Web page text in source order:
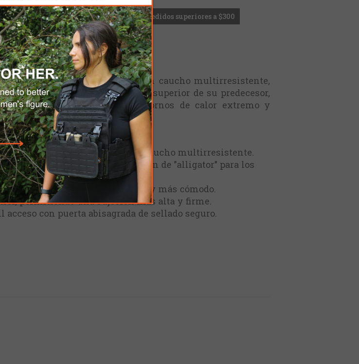
ENVÍO DOMÉSTICO GRATUITOen pedidos superiores a $300
y mejorada que cuenta con caucho multirresistente,
se ha incorporado el contorno superior de su predecesor,
adecuada necesaria en entornos de calor extremo y
o en el polígono de tiro.
con un sobremoldeado de caucho multirresistente.
estriado en la palma, patrón de "alligator" para los
en los laterales.
para un agarre mejorado y más cómodo.
permitiendo una sujeción más alta y firme.
con puerta abisagrada de sellado seguro.